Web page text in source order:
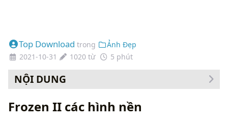
Top Download trong
Ảnh Đẹp
2021-10-31
1020 từ 5 phút
NỘI DUNG
Frozen II các hình nền